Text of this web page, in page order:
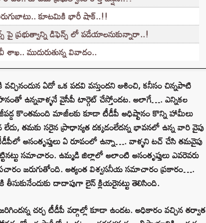
కూటమికి భారీ షాక్..!!
పై ప్రభుత్వాన్ని డిఫెన్స్ లో పడేయాలనుకున్నారా..!
ముదురుతున్న వివాదం..
ఏదో ఒక పదవి వస్తుందని ఆశించి, కనీసం చిన్నపాటి
ఉన్నవాళ్ళనే వైసీపీ టార్గెట్‌ చేస్తోందట. అలాగే…. ఎన్నికల
కొంతమంది మాజీలకు కూడా టీడీపీ అధిష్టానం కొన్ని హామీలు
లేదు, తమకు సరైన ప్రాధాన్యత దక్కడంలేదన్న భావనలో ఉన్న వారి వైపు
టీడీపీలో అసంతృప్తులు ఏ రూపంలో ఉన్నా…. వాళ్ళని టచ్‌ చేసి తమవైపు
సమాచారం. ఉమ్మడి జిల్లాలో అలాంటి అసంతృప్తులు ఎవరెవరు
ప్రచారం జరుగుతోంది. అత్యంత విశ్వసనీయ సమాచారం ప్రకారం….
దాదాపుగా లైన్‌ క్లియరైనట్టు తెలిసింది.
చర్చ టీడీపీ వర్గాల్లో కూడా ఉందట. అధికారం వచ్చిన తర్వాత